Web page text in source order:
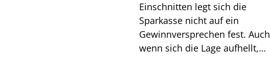
Einschnitten legt sich die
Sparkasse nicht auf ein
Gewinnversprechen fest. Auch
wenn sich die Lage aufhellt,